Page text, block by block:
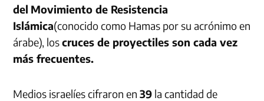
del Movimiento de Resistencia
Islámica(conocido como Hamas por su acrónimo en
árabe), loscruces de proyectiles son cada vez
más frecuentes.
Medios israelíes cifraron en39 la cantidad de